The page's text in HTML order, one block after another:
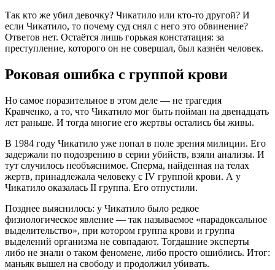
Так кто же убил девочку? Чикатило или кто-то другой? И
если Чикатило, то почему суд снял с него это обвинение?
Ответов нет. Остаётся лишь горькая констатация: за
преступление, которого он не совершал, был казнён человек.
Роковая ошибка с группой крови
Но самое поразительное в этом деле — не трагедия
Кравченко, а то, что Чикатило мог быть пойман на двенадцать
лет раньше. И тогда многие его жертвы остались бы живы.
В 1984 году Чикатило уже попал в поле зрения милиции. Его
задержали по подозрению в серии убийств, взяли анализы. И
тут случилось необъяснимое. Сперма, найденная на телах
жертв, принадлежала человеку с IV группой крови. А у
Чикатило оказалась II группа. Его отпустили.
Позднее выяснилось: у Чикатило было редкое
физиологическое явление — так называемое «парадоксальное
выделительство», при котором группа крови и группа
выделений организма не совпадают. Тогдашние эксперты
либо не знали о таком феномене, либо просто ошиблись. Итог:
маньяк вышел на свободу и продолжил убивать.